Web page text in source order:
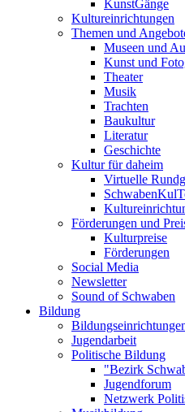
KunstGänge
Kultureinrichtungen
Themen und
Museen und
Kunst und
Theater
Musik
Trachten
Baukultur
Literatur
Geschichte
Kultur für daheim
Virtuelle
Förderungen und
Kulturpreise
Förderungen
Social Media
Newsletter
Sound of Schwaben
Bildung
Jugendarbeit
Politische Bildung
"Bezirk
Jugendforum
Netzwerk